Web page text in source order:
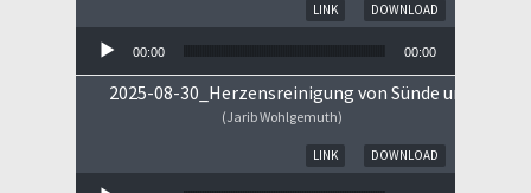
DOWNLOAD
LINK
00:00 00:00
2025-08-30_Herzensreinigung von Sünde und Sorge
(Jarib Wohlgemuth)
DOWNLOAD
LINK